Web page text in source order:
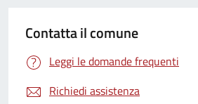
Contatta il comune
Leggi le domande frequenti
Richiedi assistenza